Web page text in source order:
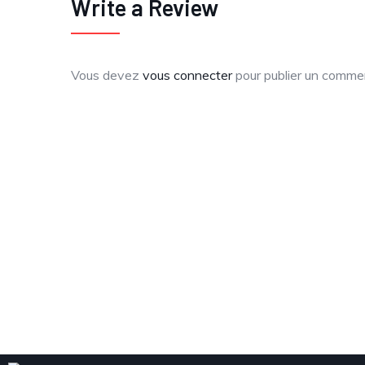
Write a Review
Vous devez vous connecterpour publier un